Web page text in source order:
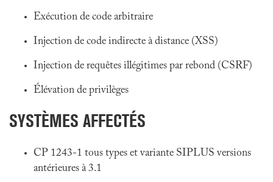
Exécution de code arbitraire
Injection de code indirecte à distance (XSS)
Injection de requêtes illégitimes par rebond (CSRF)
Élévation de privilèges
SYSTÈMES AFFECTÉS
CP 1243-1 tous types et variante SIPLUS versions
antérieures à 3.1